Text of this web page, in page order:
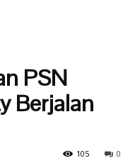
PSN
Berjalan
0
105